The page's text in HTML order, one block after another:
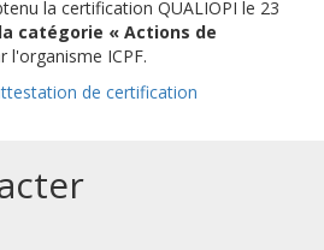
la certification QUALIOPI le 23
catégorie « Actions de
l'organisme ICPF.
de certification